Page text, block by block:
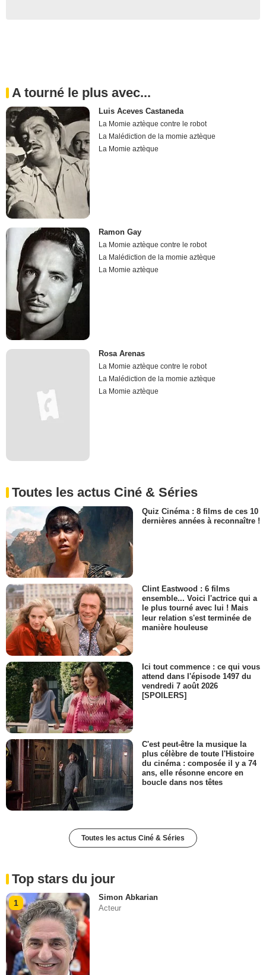
A tourné le plus avec...
Luis Aceves Castaneda
La Momie aztèque contre le robot
La Malédiction de la momie aztèque
La Momie aztèque
Ramon Gay
La Momie aztèque contre le robot
La Malédiction de la momie aztèque
La Momie aztèque
Rosa Arenas
La Momie aztèque contre le robot
La Malédiction de la momie aztèque
La Momie aztèque
Toutes les actus Ciné & Séries
Quiz Cinéma : 8 films de ces 10
dernières années à reconnaître !
Clint Eastwood : 6 films
ensemble... Voici l'actrice qui a
le plus tourné avec lui ! Mais
leur relation s'est terminée de
manière houleuse
Ici tout commence : ce qui vous
attend dans l'épisode 1497 du
vendredi 7 août 2026
[SPOILERS]
C'est peut-être la musique la
plus célèbre de toute l'Histoire
du cinéma : composée il y a 74
ans, elle résonne encore en
boucle dans nos têtes
Toutes les actus Ciné & Séries
Top stars du jour
1
Simon Abkarian
Acteur